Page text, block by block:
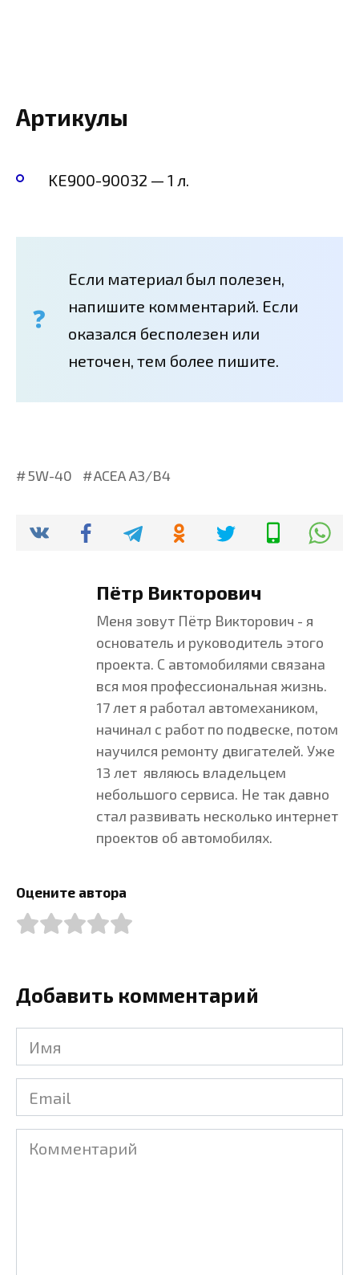
Артикулы
KE900-90032 — 1 л.
Если материал был полезен,
напишите комментарий. Если
оказался бесполезен или
неточен, тем более пишите.
5W-40 ACEA A3/B4
Пётр Викторович
Меня зовут Пётр Викторович - я
основатель и руководитель этого
проекта. С автомобилями связана
вся моя профессиональная жизнь.
17 лет я работал автомехаником,
начинал с работ по подвеске, потом
научился ремонту двигателей. Уже
13 лет являюсь владельцем
небольшого сервиса. Не так давно
стал развивать несколько интернет
проектов об автомобилях.
Оцените автора
Добавить комментарий
Имя
Email
Комментарий